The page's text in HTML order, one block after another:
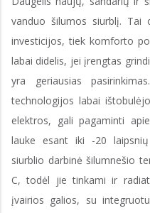
vanduo šilumos siurblį. Tai
investicijos, tiek komforto
labai didelis, jei įrengtas
yra geriausias
technologijos labai
elektros, gali pagaminti
lauke esant iki -20
siurblio darbinė šilumnešio
C, todėl jie tinkami ir
įvairios galios, su